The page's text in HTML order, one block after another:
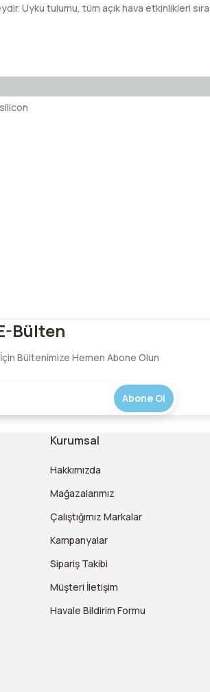
Uyku tulumu, tüm açık hava etkinlikleri
Yorum Yaz
Bülten
Bültenimize Hemen Abone Olun
Abone Ol
Kurumsal
Hakkımızda
Mağazalarımız
Çalıştığımız Markalar
Kampanyalar
Sipariş Takibi
Müşteri İletişim
Havale Bildirim Formu